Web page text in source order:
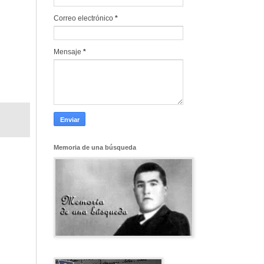
Correo electrónico *
Mensaje *
Memoria de una búsqueda